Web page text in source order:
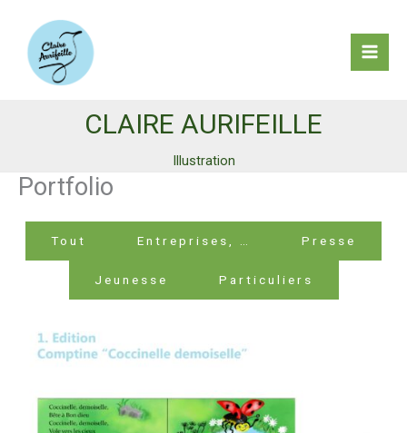
contenu
CLAIRE AURIFEILLE
Illustration
Portfolio
Tout Entreprises, … Presse
Jeunesse Particuliers